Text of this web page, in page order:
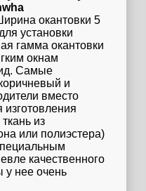
окантовки 5
установки
гамма окантовки
окнам
Самые
и
вместо
изготовления
из
или полиэстера)
качественного
у нее очень